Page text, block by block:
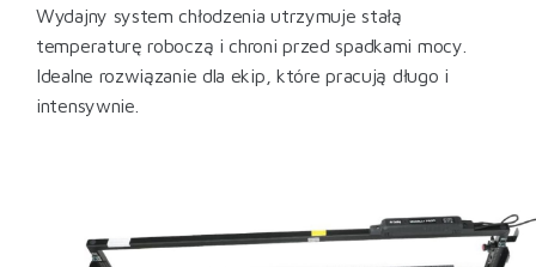
Wydajny system chłodzenia utrzymuje stałą
temperaturę roboczą i chroni przed spadkami mocy.
Idealne rozwiązanie dla ekip, które pracują długo i
intensywnie.